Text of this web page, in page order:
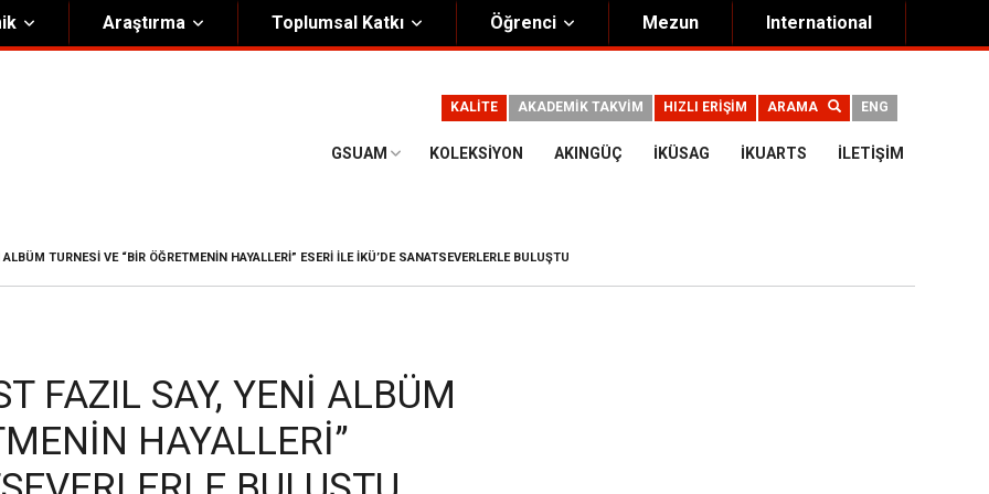
Şeması Eğiticinin Eğitimi Programı
Araştırma Toplumsal Katkı Öğrenci Mezun International
ENG
ARAMA
HIZLI ERİŞİM
AKADEMİK TAKVİM
KALİTE
GSUAM KOLEKSIYON AKINGÜÇ İKÜSAG İKUARTS İLETIŞIM
TURNESI VE “BIR ÖĞRETMENIN HAYALLERI” ESERI ILE İKÜ’DE SANATSEVERLERLE BULUŞTU
FAZIL SAY, YENI ALBÜM
HAYALLERI”